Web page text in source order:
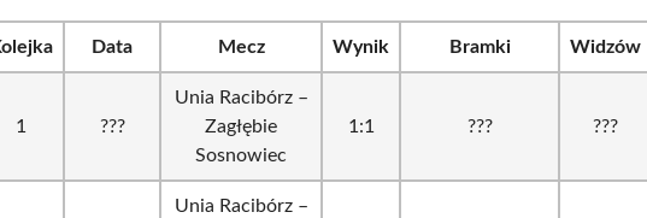
Data Mecz Wynik Bramki Widzów
1 ???
Unia Racibórz –
Zagłębie
Sosnowiec
1:1 ??? ???
Unia Racibórz –